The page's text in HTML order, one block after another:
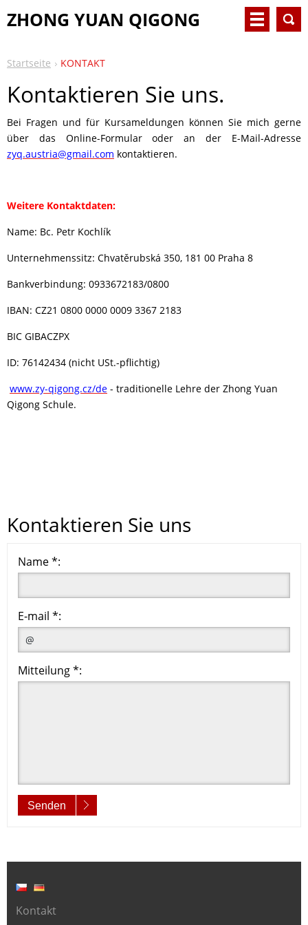
ZHONG YUAN QIGONG
Startseite KONTAKT
Kontaktieren Sie uns.
Bei Fragen und für Kursameldungen können Sie mich gerne
über das Online-Formular oder an der E-Mail-Adresse
zyq.austria@gmail.com kontaktieren.
Weitere Kontaktdaten:
Name: Bc. Petr Kochlík
Unternehmenssitz: Chvatěrubská 350, 181 00 Praha 8
Bankverbindung: 0933672183/0800
IBAN: CZ21 0800 0000 0009 3367 2183
BIC GIBACZPX
ID: 76142434 (nicht USt.-pflichtig)
www.zy-qigong.cz/de - traditionelle Lehre der Zhong Yuan
Qigong Schule.
Kontaktieren Sie uns
Name *:
E-mail *:
Mitteilung *:
Senden
Kontakt